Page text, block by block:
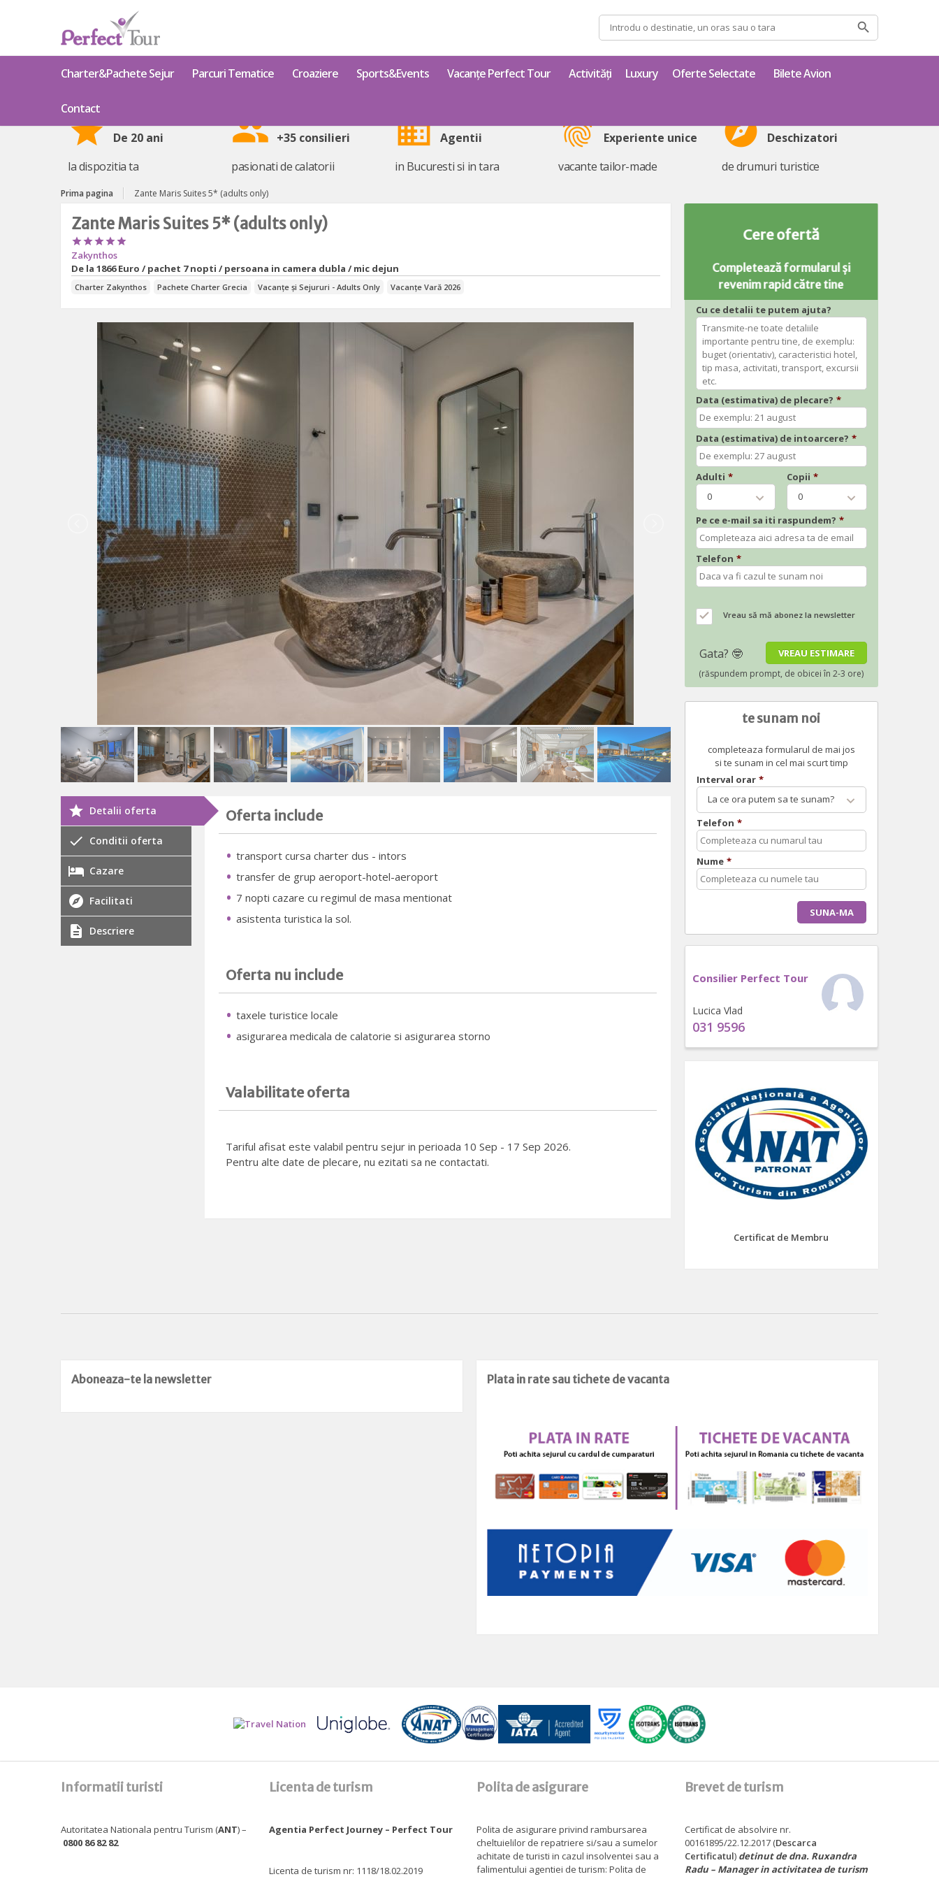
Caută
după:
Charter&Pachete Sejur Parcuri Tematice Croaziere Sports&Events Vacanțe Perfect Tour Activități Luxury Oferte Selectate Bilete Avion
Contact
star De 20 ani
la dispozitia ta
group +35 consilieri
pasionati de calatorii
business Agentii
in Bucuresti si in tara
fingerprint Experiente unice
vacante tailor-made
explore Deschizatori
de drumuri turistice
Prima pagina Zante Maris Suites 5* (adults only)
Zante Maris Suites 5* (adults only)

Zakynthos
De la 1866 Euro / pachet 7 nopti / persoana in camera dubla / mic dejun
Charter Zakynthos Pachete Charter Grecia Vacanțe și Sejururi - Adults Only Vacanțe Vară 2026
Detalii oferta
Conditii oferta
Cazare
Facilitati
Descriere
Oferta include
transport cursa charter dus - intors
transfer de grup aeroport-hotel-aeroport
7 nopti cazare cu regimul de masa mentionat
asistenta turistica la sol.
Oferta nu include
taxele turistice locale
asigurarea medicala de calatorie si asigurarea storno
Valabilitate oferta
Tariful afisat este valabil pentru sejur in perioada 10 Sep - 17 Sep 2026.
Pentru alte date de plecare, nu ezitati sa ne contactati.
Cere ofertă
Completează formularul și
revenim rapid către tine
Cu ce detalii te putem ajuta?
Data (estimativa) de plecare? *
Data (estimativa) de intoarcere? *
Adulti *
0
Copii *
0
Pe ce e-mail sa iti raspundem? *
Telefon *
Vreau să mă abonez la newsletter
te sunam noi
completeaza formularul de mai jos
si te sunam in cel mai scurt timp
Interval orar *
La ce ora putem sa te sunam?
Telefon *
Nume *
Consilier Perfect Tour
Lucica Vlad
031 9596
Certificat de Membru
Aboneaza-te la newsletter Plata in rate sau tichete de vacanta
Informatii turisti
Autoritatea Nationala pentru Turism (ANT) –
0800 86 82 82
Licenta de turism
Agentia Perfect Journey – Perfect Tour
Licenta de turism nr: 1118/18.02.2019
Polita de asigurare
Polita de asigurare privind rambursarea
cheltuielilor de repatriere si/sau a sumelor
achitate de turisti in cazul insolventei sau a
falimentului agentiei de turism: Polita de
Brevet de turism
Certificat de absolvire nr.
00161895/22.12.2017 (Descarca
Certificatul) detinut de dna. Ruxandra
Radu – Manager in activitatea de turism